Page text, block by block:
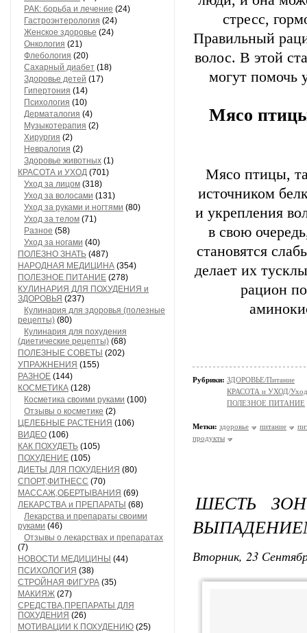
РАК: борьба и лечение (24)
Гастроэнтерология (24)
Женское здоровье (24)
Онкология (21)
Флебология (20)
Сахарный диабет (18)
Здоровье детей (17)
Гипертония (14)
Психология (10)
Дерматалогия (4)
Музыкотерапия (2)
Хирургия (2)
Невралогия (2)
Здоровье животных (1)
КРАСОТА и УХОД (701)
Уход за лицом (318)
Уход за волосами (131)
Уход за руками и ногтями (80)
Уход за телом (71)
Разное (58)
Уход за ногами (40)
ПОЛЕЗНО ЗНАТЬ (487)
НАРОДНАЯ МЕДИЦИНА (354)
ПОЛЕЗНОЕ ПИТАНИЕ (278)
КУЛИНАРИЯ ДЛЯ ПОХУДЕНИЯ и
ЗДОРОВЬЯ (237)
Кулинария для здоровья (полезные
рецепты) (80)
Кулинария для похудения
(диетические рецепты) (68)
ПОЛЕЗНЫЕ СОВЕТЫ (202)
УПРАЖНЕНИЯ (155)
РАЗНОЕ (144)
КОСМЕТИКА (128)
Косметика своими руками (100)
Отзывы о косметике (2)
ЦЕЛЕБНЫЕ РАСТЕНИЯ (106)
ВИДЕО (106)
КАК ПОХУДЕТЬ (105)
ПОХУДЕНИЕ (105)
ДИЕТЫ ДЛЯ ПОХУДЕНИЯ (80)
СПОРТ,ФИТНЕСС (70)
МАССАЖ,ОБЕРТЫВАНИЯ (69)
ЛЕКАРСТВА и ПРЕПАРАТЫ (68)
Лекарства и препараты своими
руками (46)
Отзывы о лекарствах и препаратах
(7)
НОВОСТИ МЕДИЦИНЫ (44)
ПСИХОЛОГИЯ (38)
СТРОЙНАЯ ФИГУРА (35)
МАКИЯЖ (27)
СРЕДСТВА,ПРЕПАРАТЫ ДЛЯ
ПОХУДЕНИЯ (26)
МОТИВАЦИИ К ПОХУДЕНИЮ (25)
стресс,
Правильный
волос. В этой
могут помочь
Мясо
Мясо птицы,
источником
и укрепления
в свою
становятся
делает их
рацион
Рубрики: ЗДОРОВЬЕ/Питание
КРАСОТА и УХОД/Уход
ПОЛЕЗНОЕ ПИТАНИЕ
Метки: здоровье питание
продукты
ШЕСТЬ
Вторник, 23